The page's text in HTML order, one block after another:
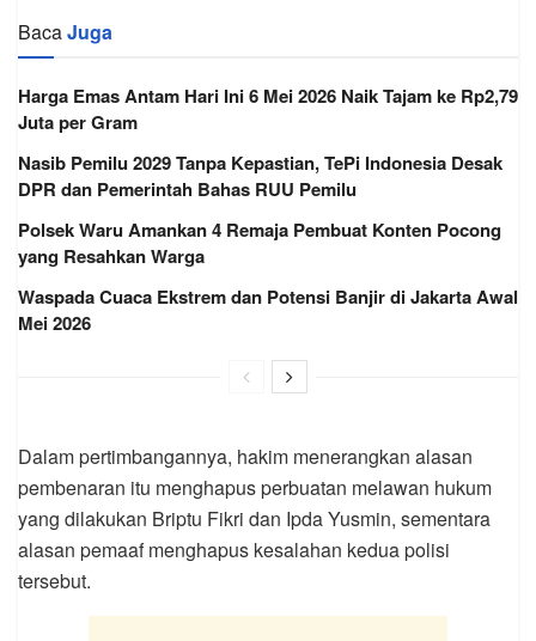
BacaJuga
Harga Emas Antam Hari Ini 6 Mei 2026 Naik Tajam ke Rp2,79
Juta per Gram
Nasib Pemilu 2029 Tanpa Kepastian, TePi Indonesia Desak
DPR dan Pemerintah Bahas RUU Pemilu
Polsek Waru Amankan 4 Remaja Pembuat Konten Pocong
yang Resahkan Warga
Waspada Cuaca Ekstrem dan Potensi Banjir di Jakarta Awal
Mei 2026
Dalam pertimbangannya, hakim menerangkan alasan
pembenaran itu menghapus perbuatan melawan hukum
yang dilakukan Briptu Fikri dan Ipda Yusmin, sementara
alasan pemaaf menghapus kesalahan kedua polisi
tersebut.